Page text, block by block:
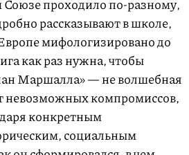
Союзе проходило по-разному,
рассказывают в школе,
мифологизировано до
как раз нужна, чтобы
Маршалла» — не волшебная
невозможных компромиссов,
конкретным
социальным